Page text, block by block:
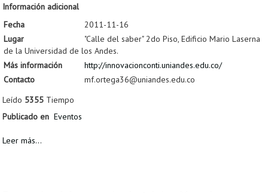
Información adicional
Fecha
2011-11-16
Lugar
"Calle del saber" 2do Piso, Edificio Mario Laserna
de la Universidad de los Andes.
Más información
http://innovacionconti.uniandes.edu.co/
Contacto
mf.ortega36@uniandes.edu.co
Leído 5355 Tiempo
Publicado en Eventos
Leer más...